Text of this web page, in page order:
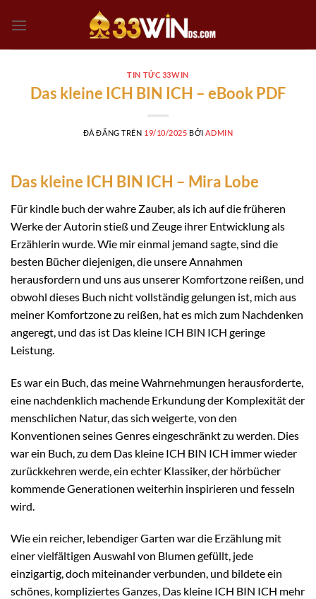
đến
TIN TỨC 33WIN
Das kleine ICH BIN ICH – eBook PDF
ĐÃ ĐĂNG TRÊN 19/10/2025 BỞI ADMIN
Das kleine ICH BIN ICH – Mira Lobe
Für kindle buch der wahre Zauber, als ich auf die früheren
Werke der Autorin stieß und Zeuge ihrer Entwicklung als
Erzählerin wurde. Wie mir einmal jemand sagte, sind die
besten Bücher diejenigen, die unsere Annahmen
herausfordern und uns aus unserer Komfortzone reißen, und
obwohl dieses Buch nicht vollständig gelungen ist, mich aus
meiner Komfortzone zu reißen, hat es mich zum Nachdenken
angeregt, und das ist Das kleine ICH BIN ICH geringe
Leistung.
Es war ein Buch, das meine Wahrnehmungen herausforderte,
eine nachdenklich machende Erkundung der Komplexität der
menschlichen Natur, das sich weigerte, von den
Konventionen seines Genres eingeschränkt zu werden. Dies
war ein Buch, zu dem Das kleine ICH BIN ICH immer wieder
zurückkehren werde, ein echter Klassiker, der hörbücher
kommende Generationen weiterhin inspirieren und fesseln
wird.
Wie ein reicher, lebendiger Garten war die Erzählung mit
einer vielfältigen Auswahl von Blumen gefüllt, jede
einzigartig, doch miteinander verbunden, und bildete ein
schönes, kompliziertes Ganzes, Das kleine ICH BIN ICH mehr